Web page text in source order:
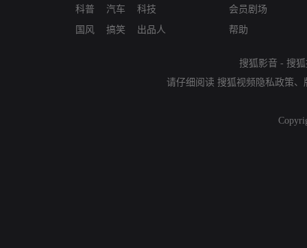
科普
国风
汽车
搞笑
科技
出品人
会员剧场
帮助
搜狐影音 - 搜
请仔细阅读 搜狐视频隐私政策、